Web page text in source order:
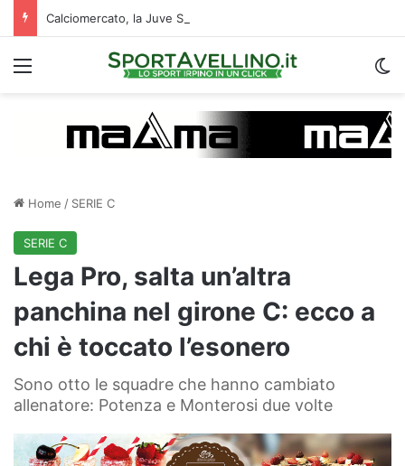
Menu
Home / SERIE C
SERIE C
Lega Pro, salta un’altra
panchina nel girone C: ecco a
chi è toccato l’esonero
Sono otto le squadre che hanno cambiato
allenatore: Potenza e Monterosi due volte